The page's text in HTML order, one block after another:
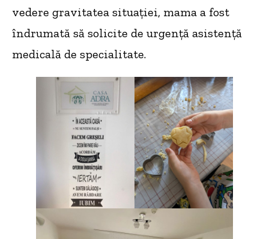
vedere gravitatea situației, mama a fost
îndrumată să solicite de urgență asistență
medicală de specialitate.